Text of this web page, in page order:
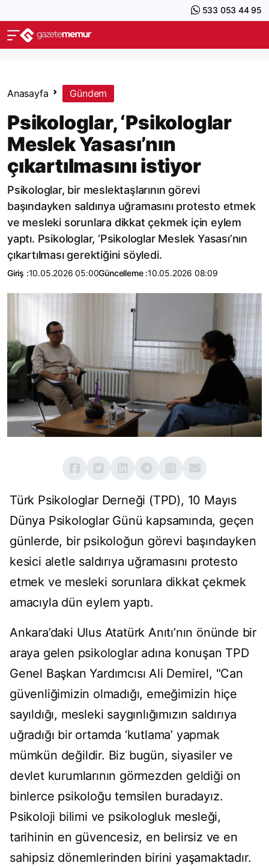
533 053 44 95
Anasayfa Gündem
Psikologlar, ‘Psikologlar
Meslek Yasası’nın
çıkartılmasını istiyor
Psikologlar, bir meslektaşlarının görevi
başındayken saldırıya uğramasını protesto etmek
ve mesleki sorunlara dikkat çekmek için eylem
yaptı. Psikologlar, ‘Psikologlar Meslek Yasası’nın
çıkartılması gerektiğini söyledi.
Giriş :10.05.2026 05:00Güncelleme :10.05.2026 08:09
Türk Psikologlar Derneği (TPD), 10 Mayıs
Dünya Psikologlar Günü kapsamında, geçen
günlerde, bir psikoloğun görevi başındayken
kesici aletle saldırıya uğramasını protesto
etmek ve mesleki sorunlara dikkat çekmek
amacıyla dün eylem yaptı.
Ankara’daki Ulus Atatürk Anıtı’nın önünde bir
araya gelen psikologlar adına konuşan TPD
Genel Başkan Yardımcısı Ali Demirel, "Can
güvenliğimizin olmadığı, emeğimizin hiçe
sayıldığı, mesleki saygınlığımızın saldırıya
uğradığı bir ortamda ‘kutlama’ yapmak
mümkün değildir. Biz bugün, siyasiler ve
devlet kurumlarının görmezden geldiği on
binlerce psikoloğu temsilen buradayız.
Psikoloji bilimi ve psikologluk mesleği,
tarihinin en güvencesiz, en belirsiz ve en
sahipsiz dönemlerinden birini yaşamaktadır.